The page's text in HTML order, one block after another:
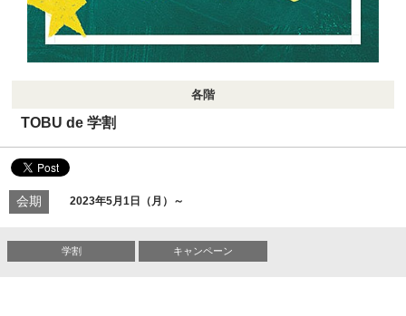
各階
TOBU de 学割
会期 2023年5月1日（月）～
学割 キャンペーン